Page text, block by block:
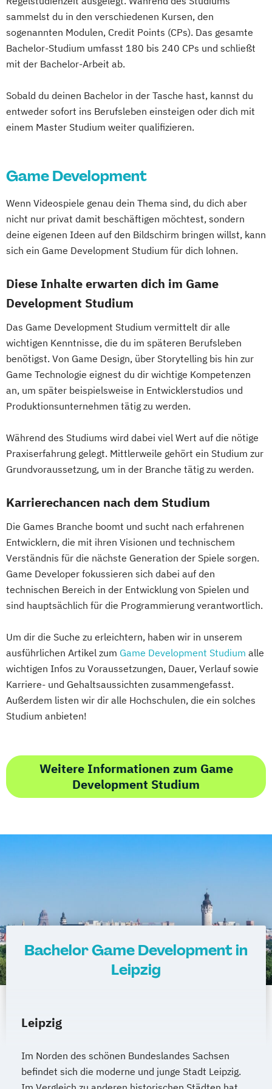
sammelst du in den verschiedenen Kursen, den
sogenannten Modulen, Credit Points (CPs). Das gesamte
Bachelor-Studium umfasst 180 bis 240 CPs und schließt
mit der Bachelor-Arbeit ab.
Sobald du deinen Bachelor in der Tasche hast, kannst du
entweder sofort ins Berufsleben einsteigen oder dich mit
einem Master Studium weiter qualifizieren.
Game Development
Wenn Videospiele genau dein Thema sind, du dich aber
nicht nur privat damit beschäftigen möchtest, sondern
deine eigenen Ideen auf den Bildschirm bringen willst, kann
sich ein Game Development Studium für dich lohnen.
Diese Inhalte erwarten dich im Game
Development Studium
Das Game Development Studium vermittelt dir alle
wichtigen Kenntnisse, die du im späteren Berufsleben
benötigst. Von Game Design, über Storytelling bis hin zur
Game Technologie eignest du dir wichtige Kompetenzen
an, um später beispielsweise in Entwicklerstudios und
Produktionsunternehmen tätig zu werden.
Während des Studiums wird dabei viel Wert auf die nötige
Praxiserfahrung gelegt. Mittlerweile gehört ein Studium zur
Grundvoraussetzung, um in der Branche tätig zu werden.
Karrierechancen nach dem Studium
Die Games Branche boomt und sucht nach erfahrenen
Entwicklern, die mit ihren Visionen und technischem
Verständnis für die nächste Generation der Spiele sorgen.
Game Developer fokussieren sich dabei auf den
technischen Bereich in der Entwicklung von Spielen und
sind hauptsächlich für die Programmierung verantwortlich.
Um dir die Suche zu erleichtern, haben wir in unserem
ausführlichen Artikel zum Game Development Studium alle
wichtigen Infos zu Voraussetzungen, Dauer, Verlauf sowie
Karriere- und Gehaltsaussichten zusammengefasst.
Außerdem listen wir dir alle Hochschulen, die ein solches
Studium anbieten!
Weitere Informationen zum Game
Development Studium
Bachelor Game Development in
Leipzig
Leipzig
Im Norden des schönen Bundeslandes Sachsen
befindet sich die moderne und junge Stadt Leipzig.